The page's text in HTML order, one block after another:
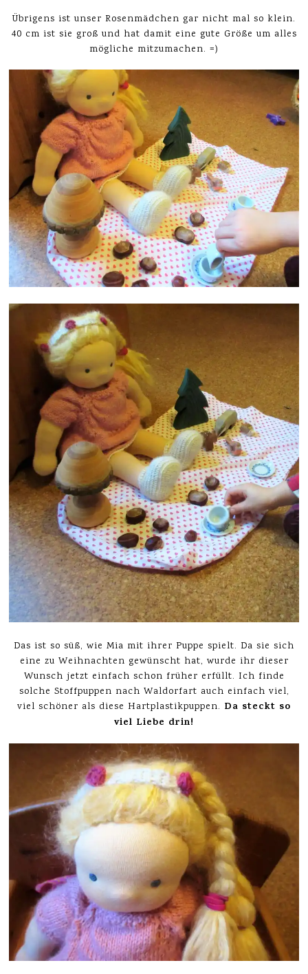
Übrigens ist unser Rosenmädchen gar nicht mal so klein.
40 cm ist sie groß und hat damit eine gute Größe um alles
mögliche mitzumachen. =)
Das ist so süß, wie Mia mit ihrer Puppe spielt. Da sie sich
eine zu Weihnachten gewünscht hat, wurde ihr dieser
Wunsch jetzt einfach schon früher erfüllt. Ich finde
solche Stoffpuppen nach Waldorfart auch einfach viel,
viel schöner als diese Hartplastikpuppen. Da steckt so
viel Liebe drin!